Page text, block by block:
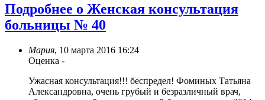
Подробнее о Женская консультация
больницы № 40
Мария, 10 марта 2016 16:24
Оценка -
Ужасная консультация!!! беспредел! Фоминых Татьяна
Александровна, очень грубый и безразличный врач,